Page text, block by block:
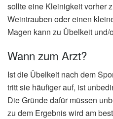
sollte eine Kleinigkeit vorher
Weintrauben oder einen
Magen kann zu Übelkeit und/
Wann zum Arzt?
Ist die Übelkeit nach dem
tritt sie häufiger auf, ist
Die Gründe dafür müssen
zu dem Ergebnis wird am